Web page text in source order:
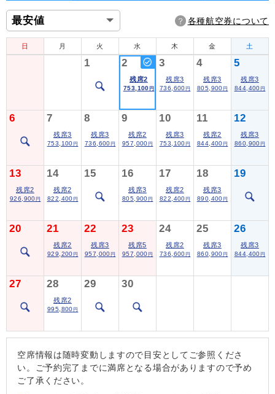
各種航空券について
日 月 火 水 木 金 土
1 2
残席2
753,100 円
3
残席3
736,600 円
4
残席3
805,900 円
5
残席3
844,400 円
6 7
残席3
753,100 円
8
残席3
736,600 円
9
残席2
957,000 円
10
残席3
753,100 円
11
残席2
844,400 円
12
残席3
860,900 円
13
残席2
926,900 円
14
残席2
822,400 円
15 16
残席3
805,900 円
17
残席2
822,400 円
18
残席3
890,400 円
19
20 21
残席2
929,200 円
22
残席3
957,000 円
23
残席5
957,000 円
24
残席2
736,600 円
25
残席3
860,900 円
26
残席3
844,400 円
27 28
残席2
995,800 円
29 30
空席情報は随時変動しますので目安としてご参照くださ
い。ご予約完了までに満席となる場合がありますので予め
ご了承ください。